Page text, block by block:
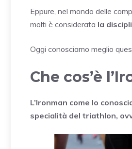
Eppure, nel mondo delle
molti è considerata la
Oggi conosciamo meglio
Che cos’è
L’Ironman come lo
specialità del triathlon,